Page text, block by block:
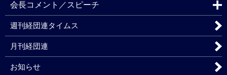
会長コメント／スピーチ
週刊経団連タイムス
月刊経団連
お知らせ